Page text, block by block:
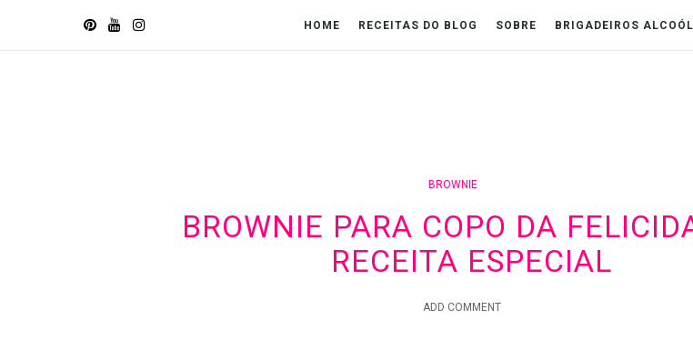
HOME RECEITAS DO BLOG SOBRE BRIGADEIROS
BROWNIE
BROWNIE PARA COPO DA
RECEITA ESPECIAL
ADD COMMENT